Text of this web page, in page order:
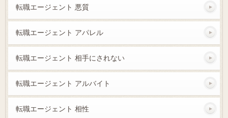
転職エージェント 悪質
転職エージェント アパレル
転職エージェント 相手にされない
転職エージェント アルバイト
転職エージェント 相性